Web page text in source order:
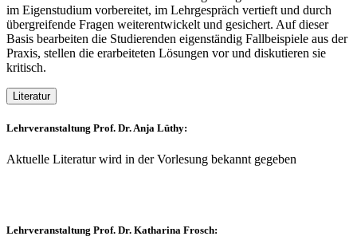
im Eigenstudium vorbereitet, im Lehrgespräch vertieft und durch
übergreifende Fragen weiterentwickelt und gesichert. Auf dieser
Basis bearbeiten die Studierenden eigenständig Fallbeispiele aus der
Praxis, stellen die erarbeiteten Lösungen vor und diskutieren sie
kritisch.
Literatur
Lehrveranstaltung Prof. Dr. Anja Lüthy:
Aktuelle Literatur wird in der Vorlesung bekannt gegeben
Lehrveranstaltung Prof. Dr. Katharina Frosch: